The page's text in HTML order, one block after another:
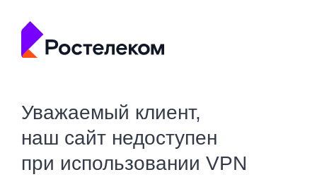
Уважаемый клиент,
наш сайт недоступен
при использовании VPN